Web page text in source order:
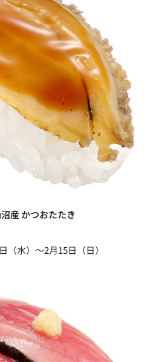
産 かつおたたき
（水）～2月15日（日）